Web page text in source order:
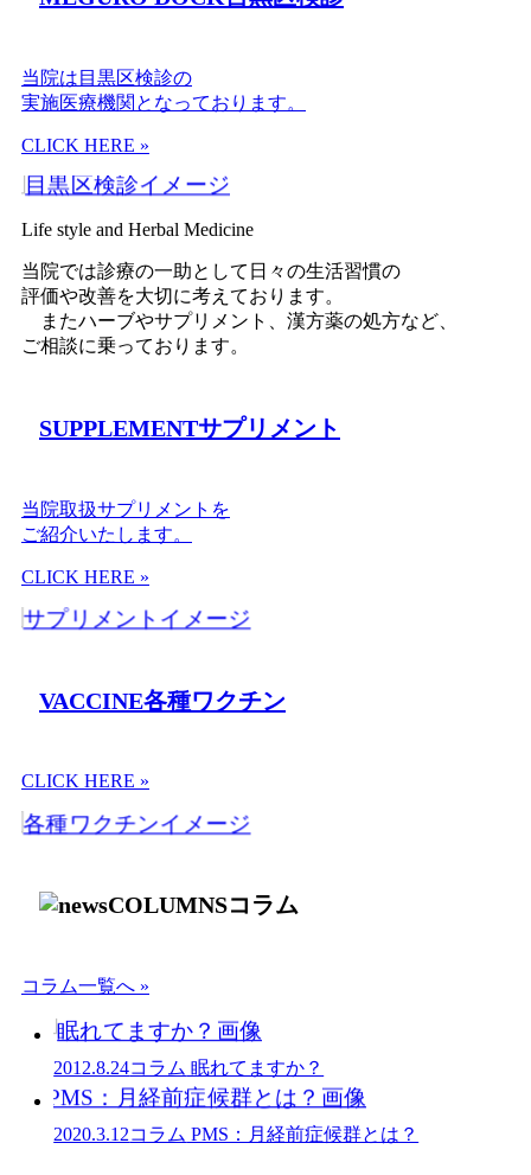
当院は目黒区検診の
実施医療機関となっております。
CLICK HERE »
Life style and Herbal Medicine
当院では診療の一助として日々の生活習慣の
評価や改善を大切に考えております。
またハーブやサプリメント、漢方薬の処方など、
ご相談に乗っております。
SUPPLEMENTサプリメント
当院取扱サプリメントを
ご紹介いたします。
CLICK HERE »
VACCINE各種ワクチン
CLICK HERE »
COLUMNSコラム
コラム一覧へ »
2012.8.24コラム 眠れてますか？
2020.3.12コラム PMS：月経前症候群とは？